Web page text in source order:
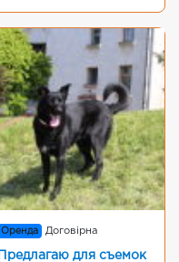
Оренда Договірна
Предлагаю для съемок